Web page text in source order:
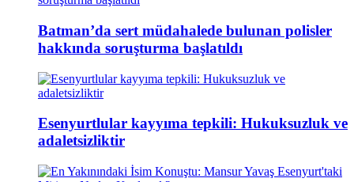
Batman’da sert müdahalede bulunan polisler
hakkında soruşturma başlatıldı
Esenyurtlular kayyıma tepkili: Hukuksuzluk ve
adaletsizliktir